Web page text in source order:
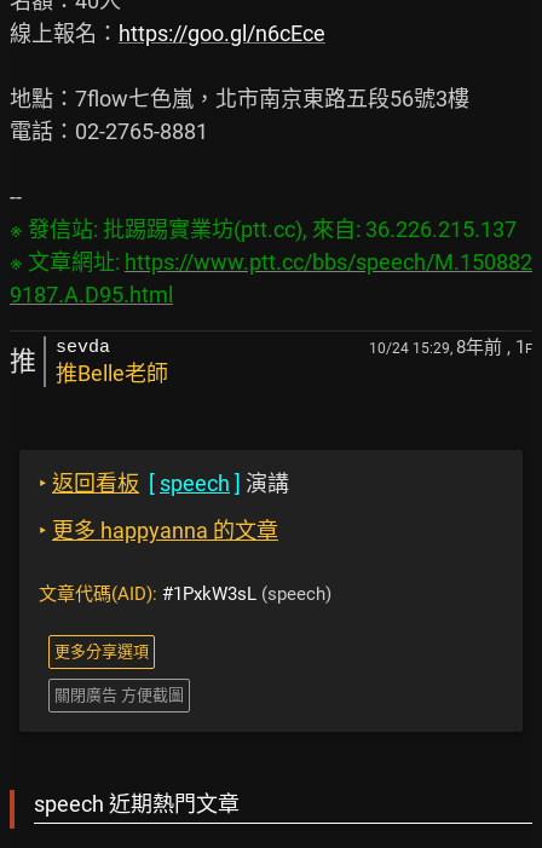
線上報名： https://goo.gl/n6cEce
地點：7flow七色嵐，北市南京東路五段56號3樓
電話：02-2765-8881
※ 發信站: 批踢踢實業坊(ptt.cc), 來自: 36.226.215.137
※ 文章網址: https://www.ptt.cc/bbs/speech/M.150882
9187.A.D95.html
推 sevda 10/24 15:29, 8年前 , 1 F
推Belle老師
‣ 返回看板 [ speech ] 演講
‣ 更多 happyanna 的文章
文章代碼(AID): #1PxkW3sL (speech)
更多分享選項
關閉廣告 方便截圖
speech 近期熱門文章